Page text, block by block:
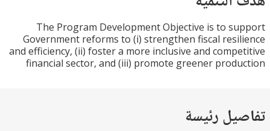
The Program Development Objective is to
Government reforms to (i) strengthen fiscal
and efficiency, (ii) foster a more inclusive and
financial sector, and (iii) promote greener
رئيسة